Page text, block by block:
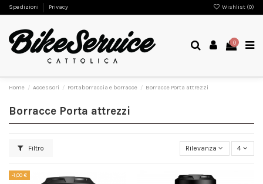
Spedizioni Privacy Wishlist (0)
0
Home Accessori Portaborraccia e borracce Borracce Porta attrezzi
Borracce Porta attrezzi
Filtro Rilevanza 4
-1,00 €